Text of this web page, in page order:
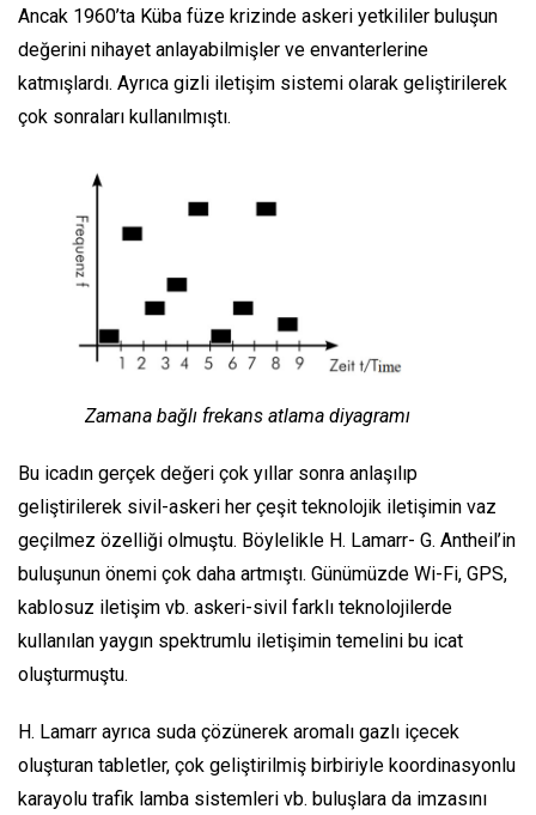
Ancak 1960’ta Küba füze krizinde askeri yetkililer buluşun
değerini nihayet anlayabilmişler ve envanterlerine
katmışlardı. Ayrıca gizli iletişim sistemi olarak geliştirilerek
çok sonraları kullanılmıştı.
Zamana bağlı frekans atlama diyagramı
Bu icadın gerçek değeri çok yıllar sonra anlaşılıp
geliştirilerek sivil-askeri her çeşit teknolojik iletişimin vaz
geçilmez özelliği olmuştu. Böylelikle H. Lamarr- G. Antheil’in
buluşunun önemi çok daha artmıştı. Günümüzde Wi-Fi, GPS,
kablosuz iletişim vb. askeri-sivil farklı teknolojilerde
kullanılan yaygın spektrumlu iletişimin temelini bu icat
oluşturmuştu.
H. Lamarr ayrıca suda çözünerek aromalı gazlı içecek
oluşturan tabletler, çok geliştirilmiş birbiriyle koordinasyonlu
karayolu trafik lamba sistemleri vb. buluşlara da imzasını